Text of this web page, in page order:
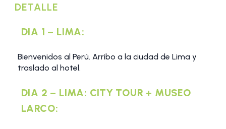
DETALLE
DIA 1 – LIMA:
Bienvenidos al Perú. Arribo a la ciudad de Lima y
traslado al hotel.
DIA 2 – LIMA: CITY TOUR + MUSEO
LARCO: